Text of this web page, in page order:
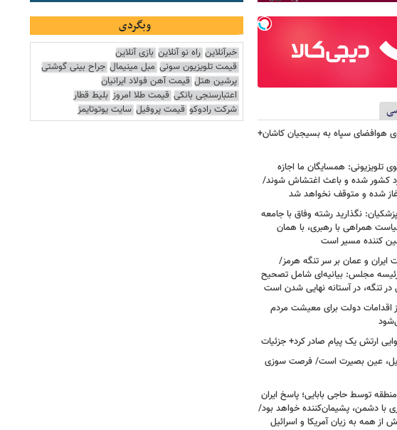
هوافضای سپاه به بسیجیان کاشان+
تلویزیونی: همسایگان ما اجازه
کشور شده و باعث اغتشاش شوند/
شده و متوقف نخواهد شد
نگذارید رشته وفاق با جامعه
همراهی با رهبری، با همان
کننده مسیر است
ایران و عمان بر سر تنگه هرمز/
مجلس: بیانیه‌ای شامل تصحیح
در تنگه، در آستانه نهایی شدن است
اقدامات دولت برای معیشت مردم
ارتش یک پیام صادر کرد+ جزئیات
عین بصیرت است/ فرصت سوزی
توسط حاجی بابایی؛ پاسخ ایران
با دشمن، پشیمان‌کننده خواهد بود/
همه به زیان آمریکا و اسرائیل
وبگردی
خبرآنلاین راه نو آنلاین بازی آنلاین
قیمت تلویزیون سونی مبل مینیمال جراح بینی گوشتی
پرشین هتل قیمت آهن فولاد ایرانیان
اعتبارسنجی بانکی قیمت طلا امروز بلیط قطار
شرکت رادوکو قیمت پروفیل سایت یوتوتایمز